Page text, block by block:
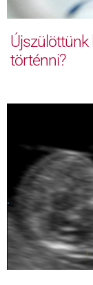
történni?